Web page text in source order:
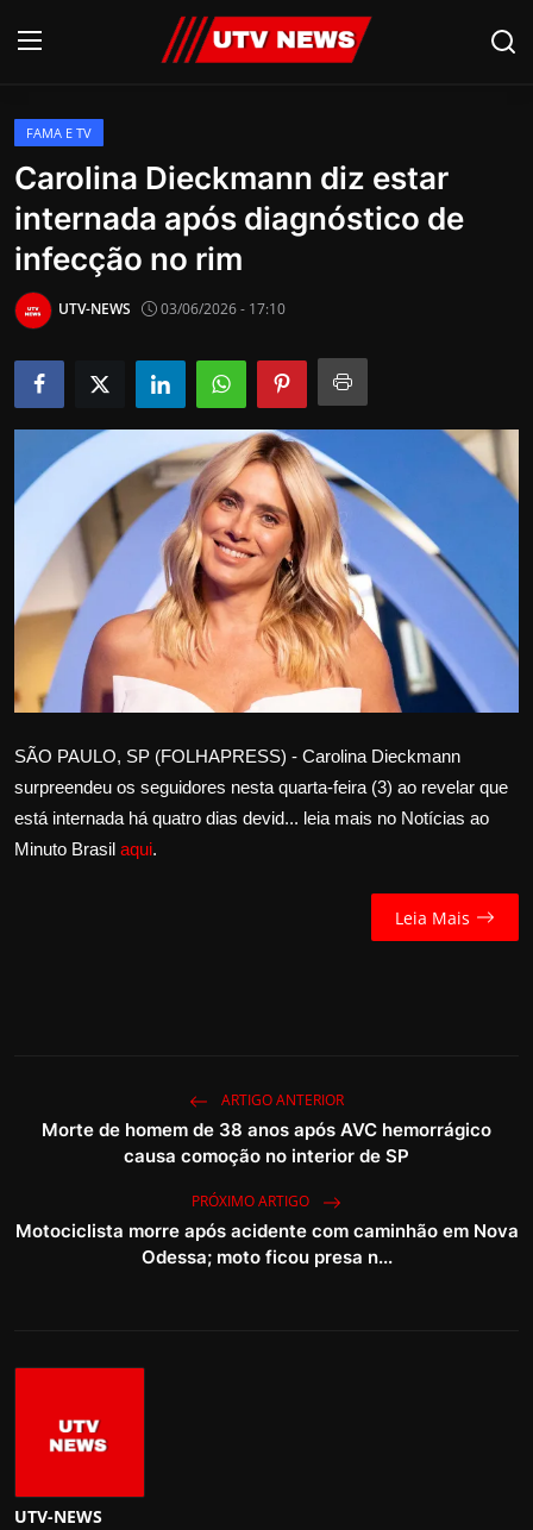
AO VIVO
PIRACICABA
CAMPINAS
LIMEIRA
ESPIRITO SANTO
Economia
Cultura
Internacional
APOIE
Educação
Política
Saúde
FAMA E TV
Carolina Dieckmann diz estar
internada após diagnóstico de
infecção no rim
UTV-NEWS 03/06/2026 - 17:10
SÃO PAULO, SP (FOLHAPRESS) - Carolina Dieckmann
surpreendeu os seguidores nesta quarta-feira (3) ao revelar que
está internada há quatro dias devid... leia mais no Notícias ao
Minuto Brasil aqui.
Leia Mais
ARTIGO ANTERIOR
Morte de homem de 38 anos após AVC hemorrágico
causa comoção no interior de SP
PRÓXIMO ARTIGO
Motociclista morre após acidente com caminhão em Nova
Odessa; moto ficou presa n...
UTV-NEWS